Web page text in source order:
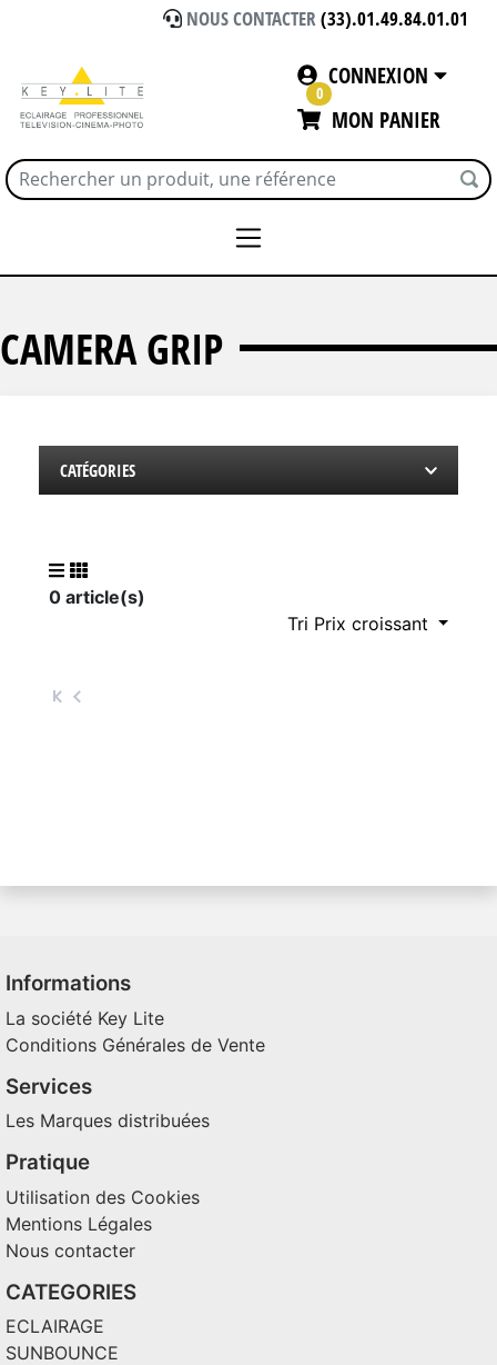
NOUS CONTACTER(33).01.49.84.01.01
CONNEXION
0
MON PANIER
CAMERA GRIP
CATÉGORIES
0 article(s)
Tri Prix croissant
Informations
La société Key Lite
Conditions Générales de Vente
Services
Les Marques distribuées
Pratique
Utilisation des Cookies
Mentions Légales
Nous contacter
CATEGORIES
ECLAIRAGE
SUNBOUNCE